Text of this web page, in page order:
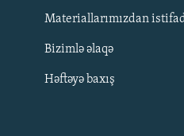
Materiallarımızdan
Bizimlə əlaqə
Həftəyə baxış